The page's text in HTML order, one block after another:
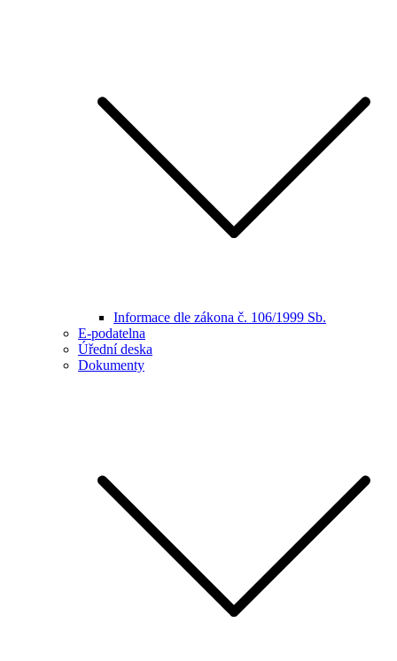
Informace dle zákona č. 106/1999 Sb.
E-podatelna
Úřední deska
Dokumenty